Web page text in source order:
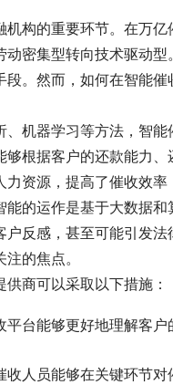
构的重要环节。在万
密集型转向技术驱动型
。然而，如何在智能催
机器学习等方法，智
根据客户的还款能力
资源，提高了催收效率
的运作是基于大数据
反感，甚至可能引发
的焦点。
商可以采取以下措施：
台能够更好地理解客
人员能够在关键环节